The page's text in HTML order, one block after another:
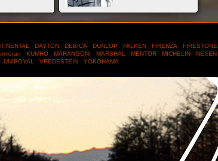
DAYTON DEBICA DUNLOP FALKEN FIRENZA FIRESTONE
KUMHO MARANGONI MARSHAL MENTOR MICHELIN NEXEN
UNIROYAL VREDESTEIN YOKOHAMA